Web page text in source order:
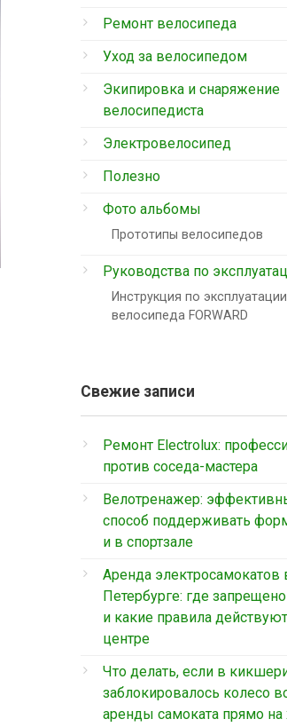
Ремонт велосипеда
Уход за велосипедом
Экипировка и снаряжение
велосипедиста
Электровелосипед
Полезно
Фото альбомы
Прототипы велосипедов
Руководства по
Инструкция по эксплуатации
велосипеда FORWARD
Свежие записи
Ремонт Electrolux:
против соседа-мастера
Велотренажер:
способ поддерживать
и в спортзале
Аренда электросамокатов
Петербурге: где запрещено
и какие правила
центре
Что делать, если в
заблокировалось колесо
аренды самоката прямо на